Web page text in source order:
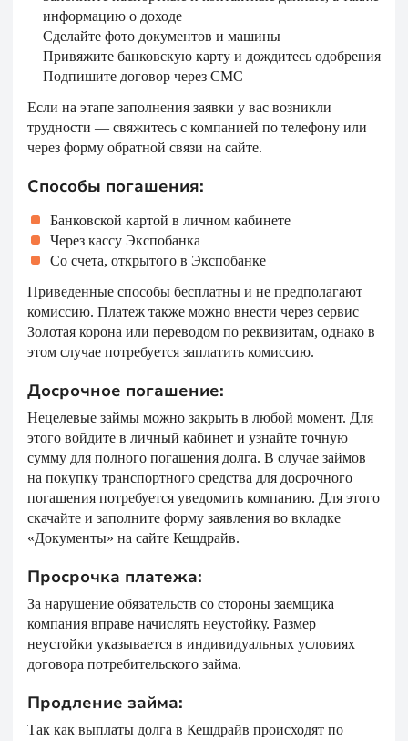
информацию о доходе
Сделайте фото документов и машины
Привяжите банковскую карту и дождитесь одобрения
Подпишите договор через СМС
Если на этапе заполнения заявки у вас возникли
трудности — свяжитесь с компанией по телефону или
через форму обратной связи на сайте.
Способы погашения:
Банковской картой в личном кабинете
Через кассу Экспобанка
Со счета, открытого в Экспобанке
Приведенные способы бесплатны и не предполагают
комиссию. Платеж также можно внести через сервис
Золотая корона или переводом по реквизитам, однако в
этом случае потребуется заплатить комиссию.
Досрочное погашение:
Нецелевые займы можно закрыть в любой момент. Для
этого войдите в личный кабинет и узнайте точную
сумму для полного погашения долга. В случае займов
на покупку транспортного средства для досрочного
погашения потребуется уведомить компанию. Для этого
скачайте и заполните форму заявления во вкладке
«Документы» на сайте Кешдрайв.
Просрочка платежа:
За нарушение обязательств со стороны заемщика
компания вправе начислять неустойку. Размер
неустойки указывается в индивидуальных условиях
договора потребительского займа.
Продление займа:
Так как выплаты долга в Кешдрайв происходят по